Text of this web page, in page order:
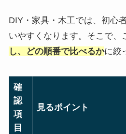
DIY・家具・木工では、初心
いやすくなります。そこで、
し、どの順番で比べるかに絞
確
認
項
目
見るポイント